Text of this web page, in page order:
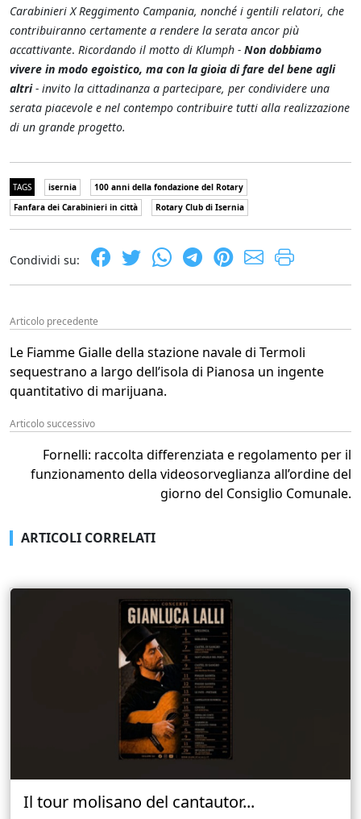
Carabinieri X Reggimento Campania, nonché i gentili relatori, che
contribuiranno certamente a rendere la serata ancor più
accattivante. Ricordando il motto di Klumph - Non dobbiamo
vivere in modo egoistico, ma con la gioia di fare del bene agli
altri- invito la cittadinanza a partecipare, per condividere una
serata piacevole e nel contempo contribuire tutti alla realizzazione
di un grande progetto.
TAGS isernia
100 anni della fondazione del Rotary
Fanfara dei Carabinieri in città
Rotary Club di Isernia
Condividi su:
Articolo precedente
Le Fiamme Gialle della stazione navale di Termoli
sequestrano a largo dell’isola di Pianosa un ingente
quantitativo di marijuana.
Articolo successivo
Fornelli: raccolta differenziata e regolamento per il
funzionamento della videosorveglianza all’ordine del
giorno del Consiglio Comunale.
ARTICOLI CORRELATI
Il tour molisano del cantautor...